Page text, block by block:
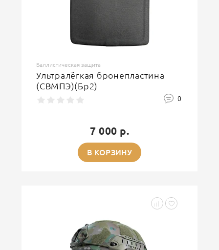
Баллистическая защита
Ультралёгкая бронепластина
(СВМПЭ)(Бр2)
0
7 000 р.
В КОРЗИНУ